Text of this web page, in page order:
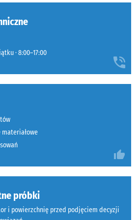
· 8:00–17:00
materiałowe
próbki
i powierzchnię przed podjęciem decyzji